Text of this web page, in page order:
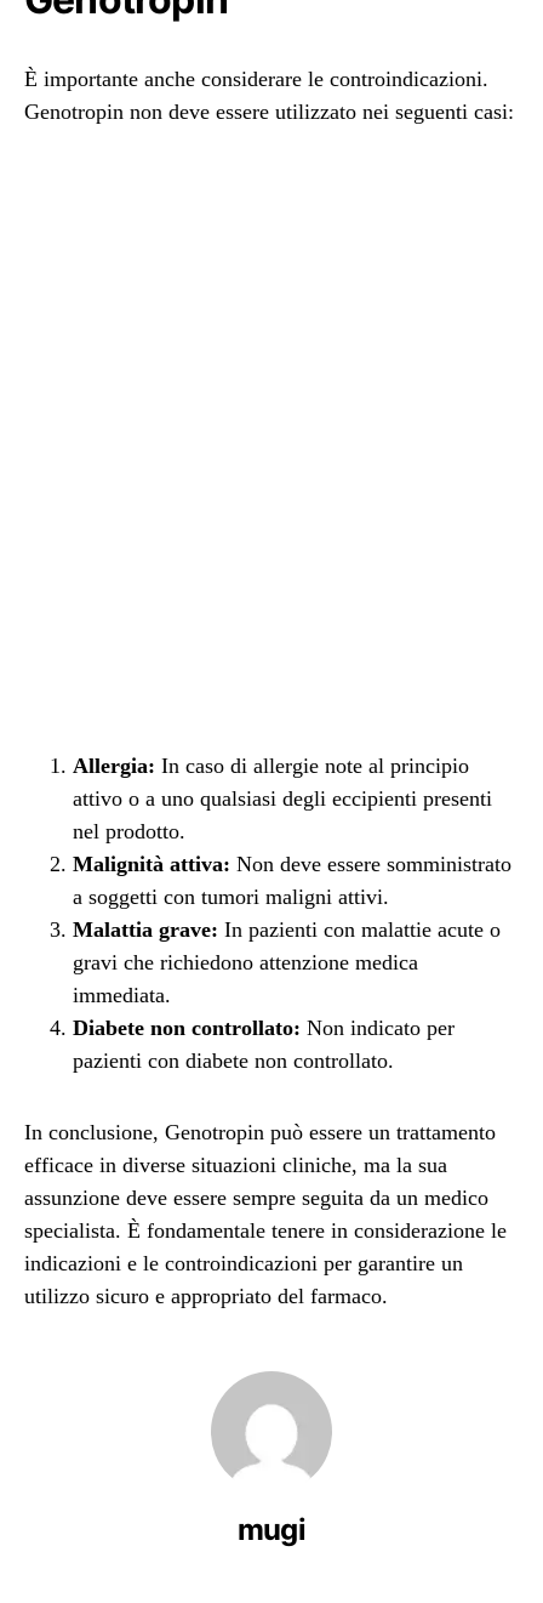
È importante anche considerare le controindicazioni.
Genotropin non deve essere utilizzato nei seguenti casi:
Allergia: In caso di allergie note al principio
attivo o a uno qualsiasi degli eccipienti presenti
nel prodotto.
Malignità attiva: Non deve essere somministrato
a soggetti con tumori maligni attivi.
Malattia grave: In pazienti con malattie acute o
gravi che richiedono attenzione medica
immediata.
Diabete non controllato: Non indicato per
pazienti con diabete non controllato.
In conclusione, Genotropin può essere un trattamento
efficace in diverse situazioni cliniche, ma la sua
assunzione deve essere sempre seguita da un medico
specialista. È fondamentale tenere in considerazione le
indicazioni e le controindicazioni per garantire un
utilizzo sicuro e appropriato del farmaco.
mugi